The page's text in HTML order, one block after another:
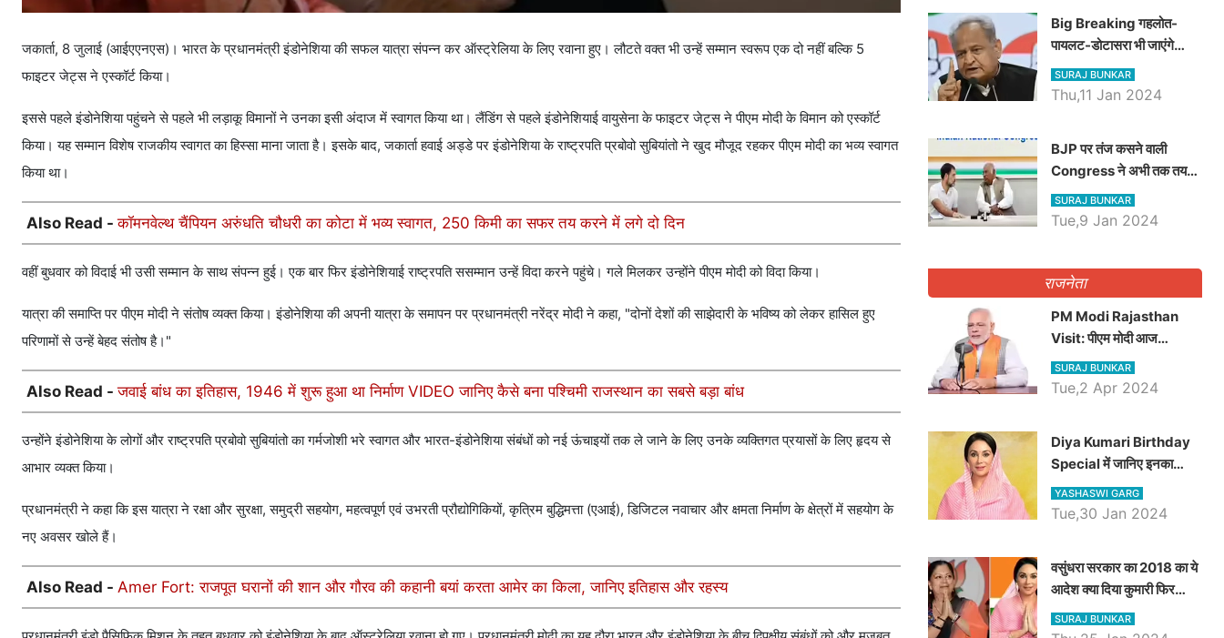
जकार्ता, 8 जुलाई (आईएएनएस)। भारत के प्रधानमंत्री इंडोनेशिया की सफल यात्रा संपन्न कर ऑस्ट्रेलिया के लिए रवाना हुए। लौटते वक्त भी उन्हें सम्मान स्वरूप एक दो नहीं बल्कि 5
फाइटर जेट्स ने एस्कॉर्ट किया।
इससे पहले इंडोनेशिया पहुंचने से पहले भी लड़ाकू विमानों ने उनका इसी अंदाज में स्वागत किया था। लैंडिंग से पहले इंडोनेशियाई वायुसेना के फाइटर जेट्स ने पीएम मोदी के विमान को एस्कॉर्ट
किया। यह सम्मान विशेष राजकीय स्वागत का हिस्सा माना जाता है। इसके बाद, जकार्ता हवाई अड्डे पर इंडोनेशिया के राष्ट्रपति प्रबोवो सुबियांतो ने खुद मौजूद रहकर पीएम मोदी का भव्य स्वागत
किया था।
Also Read -कॉमनवेल्थ चैंपियन अरुंधति चौधरी का कोटा में भव्य स्वागत, 250 किमी का सफर तय करने में लगे दो दिन
वहीं बुधवार को विदाई भी उसी सम्मान के साथ संपन्न हुई। एक बार फिर इंडोनेशियाई राष्ट्रपति ससम्मान उन्हें विदा करने पहुंचे। गले मिलकर उन्होंने पीएम मोदी को विदा किया।
यात्रा की समाप्ति पर पीएम मोदी ने संतोष व्यक्त किया। इंडोनेशिया की अपनी यात्रा के समापन पर प्रधानमंत्री नरेंद्र मोदी ने कहा, "दोनों देशों की साझेदारी के भविष्य को लेकर हासिल हुए
परिणामों से उन्हें बेहद संतोष है।"
Also Read -जवाई बांध का इतिहास, 1946 में शुरू हुआ था निर्माण VIDEO जानिए कैसे बना पश्चिमी राजस्थान का सबसे बड़ा बांध
उन्होंने इंडोनेशिया के लोगों और राष्ट्रपति प्रबोवो सुबियांतो का गर्मजोशी भरे स्वागत और भारत-इंडोनेशिया संबंधों को नई ऊंचाइयों तक ले जाने के लिए उनके व्यक्तिगत प्रयासों के लिए हृदय से
आभार व्यक्त किया।
प्रधानमंत्री ने कहा कि इस यात्रा ने रक्षा और सुरक्षा, समुद्री सहयोग, महत्वपूर्ण एवं उभरती प्रौद्योगिकियों, कृत्रिम बुद्धिमत्ता (एआई), डिजिटल नवाचार और क्षमता निर्माण के क्षेत्रों में सहयोग के
नए अवसर खोले हैं।
Also Read - Amer Fort: राजपूत घरानों की शान और गौरव की कहानी बयां करता आमेर का किला, जानिए इतिहास और रहस्य
Big Breaking गहलोत-
पायलट-डोटासरा भी जाएंगे
अयोध्या, करेंगे रामलला के दर्शन
SURAJ BUNKAR
Thu,11 Jan 2024
BJP पर तंज कसने वाली
Congress ने अभी तक तय
नहीं किया नेता प्रतिपक्ष, जानें
कौन होगा दावेदार
SURAJ BUNKAR
Tue,9 Jan 2024
राजनेता
PM Modi Rajasthan
Visit: पीएम मोदी आज
राजस्थान में कोटपूतली में करेंगे
विशाल रैली, एक सभा से 8 सीटों
SURAJ BUNKAR
Tue,2 Apr 2024
Diya Kumari Birthday
Special में जानिए इनका
राजकुमारी से राजस्थान की
डिप्टी सीएम बनने तक का सफर,
YASHASWI GARG
Tue,30 Jan 2024
वसुंधरा सरकार का 2018 का ये
आदेश क्या दिया कुमारी फिर
करेंगी लागू? कांग्रेस सरकार ने
किया था निरस्त
SURAJ BUNKAR